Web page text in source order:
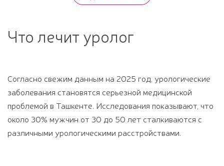
Что лечит уролог
Согласно свежим данным на 2025 год, урологические
заболевания становятся серьезной медицинской
проблемой в Ташкенте. Исследования показывают, что
около 30% мужчин от 30 до 50 лет сталкиваются с
различными урологическими расстройствами.